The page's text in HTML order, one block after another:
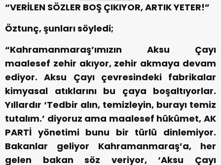
“VERİLEN SÖZLER BOŞ ÇIKIYOR, ARTIK YETER!”
Öztunç, şunları söyledi;
“Kahramanmaraş’ımızın Aksu Çayı
maalesef zehir akıyor, zehir akmaya devam
ediyor. Aksu Çayı çevresindeki fabrikalar
kimyasal atıklarını bu çaya boşaltıyorlar.
Yıllardır ‘Tedbir alın, temizleyin, burayı temiz
tutalım.’ diyoruz ama maalesef hükûmet, AK
PARTİ yönetimi bunu bir türlü dinlemiyor.
Bakanlar geliyor Kahramanmaraş’a, her
gelen bakan söz veriyor, ‘Aksu Çayı